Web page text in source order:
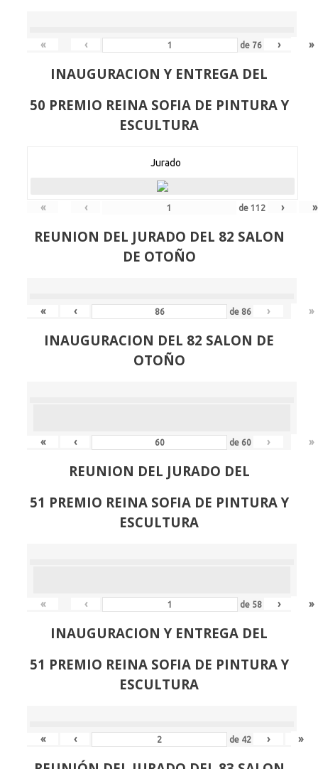
« ‹ de 76 › »
INAUGURACION Y ENTREGA DEL
50 PREMIO REINA SOFIA DE PINTURA Y
ESCULTURA
Jurado
« ‹ de112 › »
REUNION DEL JURADO DEL 82 SALON
DE OTOÑO
« ‹ de 86 › »
INAUGURACION DEL 82 SALON DE
OTOÑO
« ‹ de 60 › »
REUNION DEL JURADO DEL
51 PREMIO REINA SOFIA DE PINTURA Y
ESCULTURA
« ‹ de 58 › »
INAUGURACION Y ENTREGA DEL
51 PREMIO REINA SOFIA DE PINTURA Y
ESCULTURA
« ‹ de 42 › »